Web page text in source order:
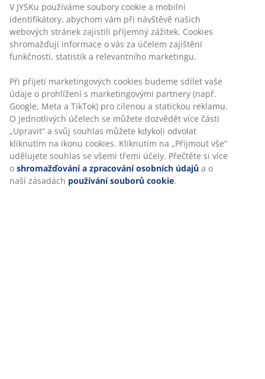
Tmavě šedá stohovací židle z plastu s UV ochranou,
který zamezuje blednutí barvy. Zahradní židle je
stohovací pro kompaktní uložení.
Skladová položka: 3726174
Návod k sestavení
Specifikace
V JYSKu používáme soubory cookie a mobilní
identifikátory, abychom vám při návštěvě našich
webových stránek zajistili příjemný zážitek. Cookies
shromažďují informace o vás za účelem zajištění
funkčnosti, statistik a relevantního marketingu.
Při přijetí marketingových cookies budeme sdílet vaše
údaje o prohlížení s marketingovými partnery (např.
Google, Meta a TikTok) pro cílenou a statickou reklamu.
O jednotlivých účelech se můžete dozvědět více části
„Upravit“ a svůj souhlas můžete kdykoli odvolat
kliknutím na ikonu cookies. Kliknutím na „Přijmout vše“
udělujete souhlas se všemi třemi účely. Přečtěte si více
o shromažďování a zpracování osobních údajů a o
naší zásadách používání souborů cookie.